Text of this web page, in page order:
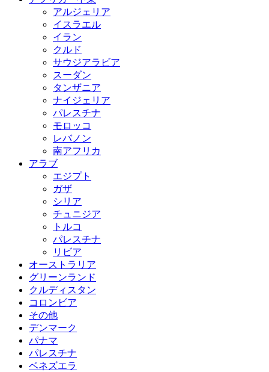
アルジェリア
イスラエル
イラン
クルド
サウジアラビア
スーダン
タンザニア
ナイジェリア
パレスチナ
モロッコ
レバノン
南アフリカ
アラブ
エジプト
ガザ
シリア
チュニジア
トルコ
パレスチナ
リビア
オーストラリア
グリーンランド
クルディスタン
コロンビア
その他
デンマーク
パナマ
パレスチナ
ベネズエラ